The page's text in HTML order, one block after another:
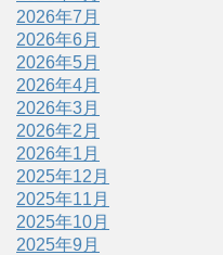
2026年7月
2026年6月
2026年5月
2026年4月
2026年3月
2026年2月
2026年1月
2025年12月
2025年11月
2025年10月
2025年9月